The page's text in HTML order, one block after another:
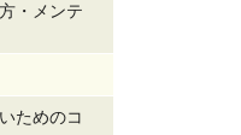
・メンテ
ためのコ